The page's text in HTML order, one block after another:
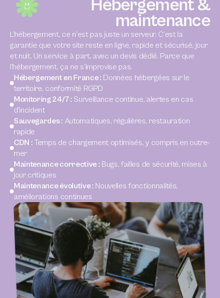
Hébergement &
maintenance
L’hébergement, ce n’est pas juste un serveur. C’est la
garantie que votre site reste en ligne, rapide et sécurisé, jour
et nuit. Un service à part, avec un devis dédié. Parce que
l’hébergement, ça ne s’improvise pas.
Hébergement en France : Données hébergées sur le
territoire, conformité RGPD
Monitoring 24/7 : Surveillance continue, alertes en cas
d’incident
Sauvegardes : Automatiques, régulières, restauration
rapide
CDN : Temps de chargement optimisés, y compris en outre-
mer
Maintenance corrective : Bugs, failles de sécurité, mises à
jour critiques
Maintenance évolutive : Nouvelles fonctionnalités,
améliorations continues